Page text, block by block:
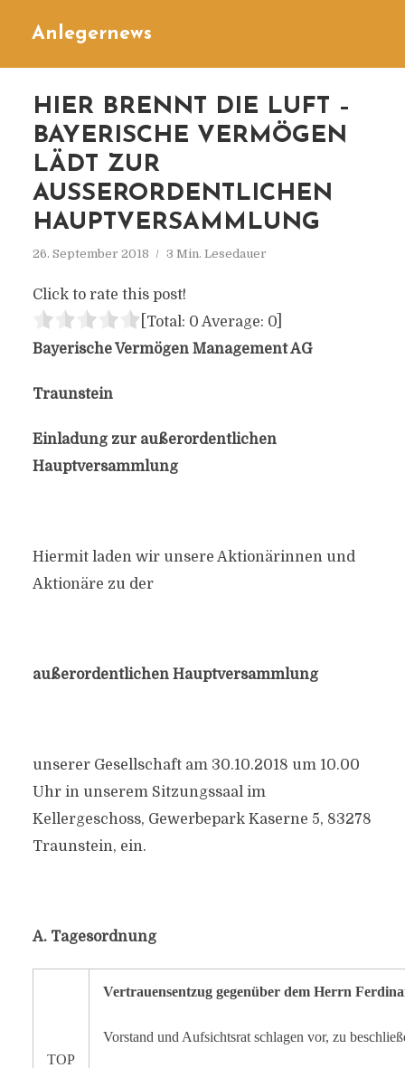
Anlegernews
HIER BRENNT DIE LUFT –
BAYERISCHE VERMÖGEN
LÄDT ZUR
AUSSERORDENTLICHEN H
AUPTVERSAMMLUNG
26. September 2018 3 Min. Lesedauer
Click to rate this post!
[Total: 0 Average: 0]
Bayerische Vermögen Management AG
Traunstein
Einladung zur außerordentlichen
Hauptversammlung
Hiermit laden wir unsere Aktionärinnen und
Aktionäre zu der
außerordentlichen Hauptversammlung
unserer Gesellschaft am 30.10.2018 um 10.00
Uhr in unserem Sitzungssaal im
Kellergeschoss, Gewerbepark Kaserne 5, 83278
Traunstein, ein.
A. Tagesordnung
TOP
Vertrauensentzug gegenüber dem Herrn
Vorstand und Aufsichtsrat schlagen vor, zu